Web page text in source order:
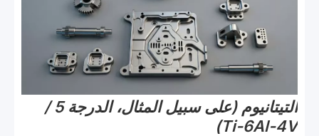
التيتانيوم (على سبيل المثال، الدرجة 5 /
Ti-6Al-4V)